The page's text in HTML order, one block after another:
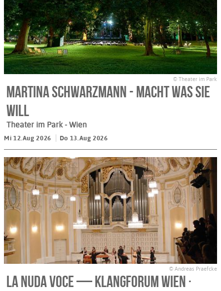
© Theater im Park
Martina Schwarzmann - macht was Sie
will
Theater im Park- Wien
Mi 12.Aug 2026 Do 13.Aug 2026
© Andreas Praefcke
La nuda voce — Klangforum Wien ·